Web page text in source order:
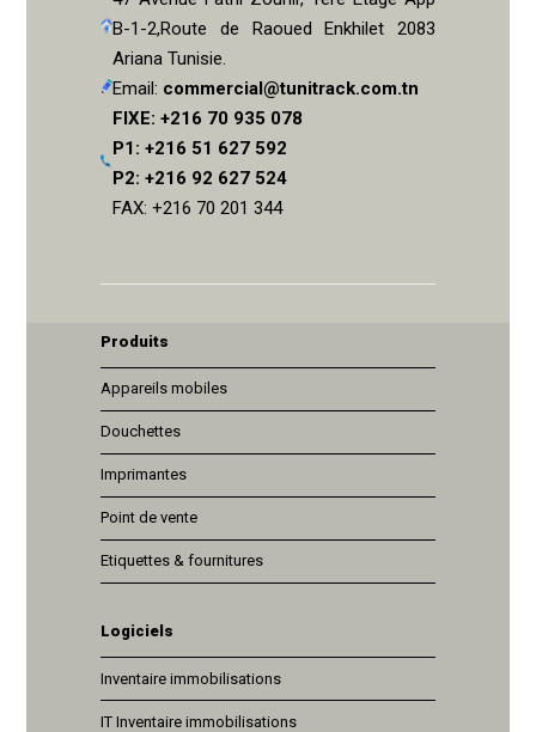
B-1-2,Route de Raoued Enkhilet 2083
Ariana Tunisie.
Email: commercial@tunitrack.com.tn
FIXE: +216 70 935 078
P1: +216 51 627 592
P2: +216 92 627 524
FAX: +216 70 201 344
Produits
Appareils mobiles
Douchettes
Imprimantes
Point de vente
Etiquettes & fournitures
Logiciels
Inventaire immobilisations
IT Inventaire immobilisations